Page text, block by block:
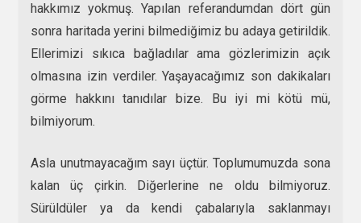
hakkımız yokmuş. Yapılan referandumdan dört gün
sonra haritada yerini bilmediğimiz bu adaya getirildik.
Ellerimizi sıkıca bağladılar ama gözlerimizin açık
olmasına izin verdiler. Yaşayacağımız son dakikaları
görme hakkını tanıdılar bize. Bu iyi mi kötü mü,
bilmiyorum.
Asla unutmayacağım sayı üçtür. Toplumumuzda sona
kalan üç çirkin. Diğerlerine ne oldu bilmiyoruz.
Sürüldüler ya da kendi çabalarıyla saklanmayı